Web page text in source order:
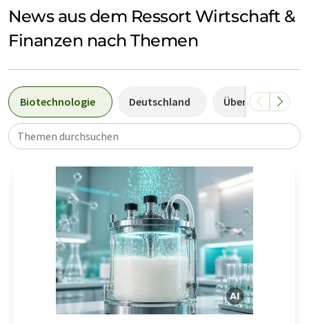
News aus dem Ressort Wirtschaft &
Finanzen nach Themen
Biotechnologie Deutschland Übernahmen
Themen durchsuchen